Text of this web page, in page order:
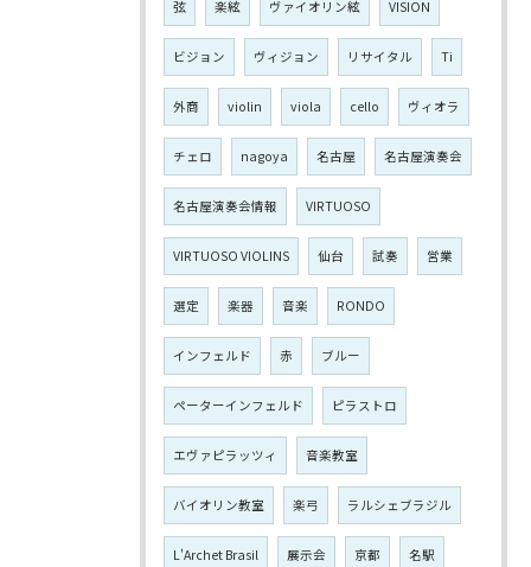
弦 楽絃 ヴァイオリン絃 VISION
ビジョン ヴィジョン リサイタル Ti
外商 violin viola cello ヴィオラ
チェロ nagoya 名古屋 名古屋演奏会
名古屋演奏会情報 VIRTUOSO
VIRTUOSO VIOLINS 仙台 試奏 営業
選定 楽器 音楽 RONDO
インフェルド 赤 ブルー
ペーターインフェルド ピラストロ
エヴァピラッツィ 音楽教室
バイオリン教室 楽弓 ラルシェブラジル
L'Archet Brasil 展示会 京都 名駅